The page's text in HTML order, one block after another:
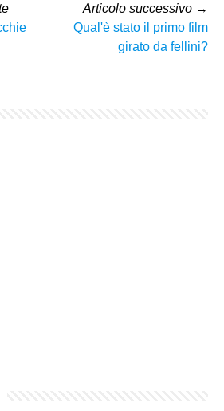
Articolo successivo →
Qual'è stato il primo film
girato da fellini?